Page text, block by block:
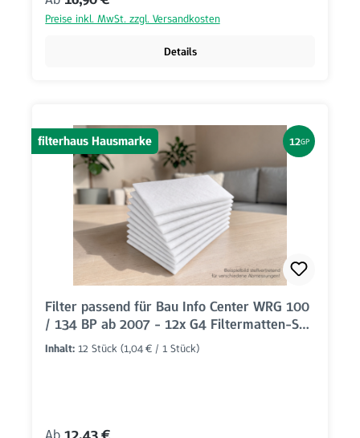
Preise inkl. MwSt. zzgl. Versandkosten
Details
filterhaus Hausmarke 12GP
Filter passend für Bau Info Center WRG 100
/ 134 BP ab 2007 - 12x G4 Filtermatten-Set
(455x75mm)
Inhalt: 12 Stück (1,04 € / 1 Stück)
Regulärer Preis: